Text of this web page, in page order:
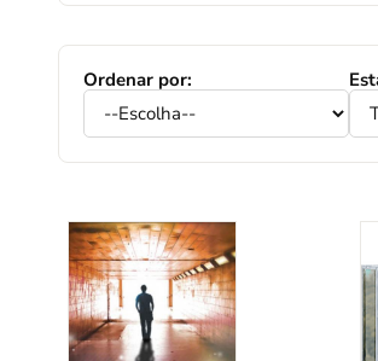
Ordenar por: